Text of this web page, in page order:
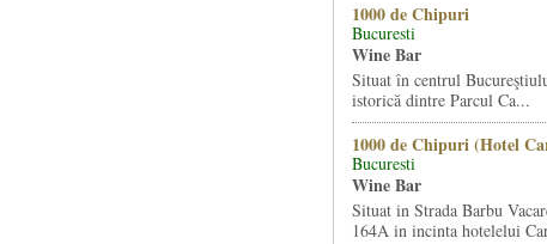
1000 de Chipuri
Bucuresti
Wine Bar
Situat în centrul
istorică dintre Parcul Ca...
1000 de Chipuri (Hotel
Bucuresti
Wine Bar
Situat in Strada Barbu
164A in incinta hotelelui